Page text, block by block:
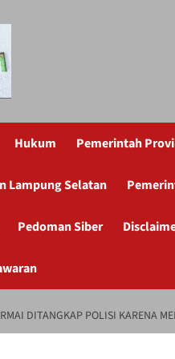
Hukum Pemerintah
Lampung Selatan
Pedoman Siber
DITANGKAP POLISI KARENA